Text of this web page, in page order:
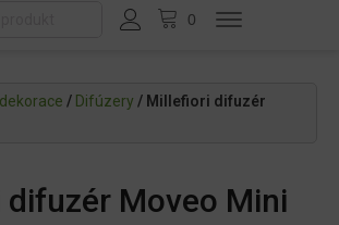
/ Difúzery / Millefiori difuzér
Moveo Mini